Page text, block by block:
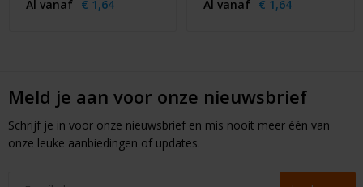
Al vanaf € 1,64
Al vanaf € 1,64
Meld je aan voor onze nieuwsbrief
Schrijf je in voor onze nieuwsbrief en mis nooit meer één van
onze leuke aanbiedingen of updates.